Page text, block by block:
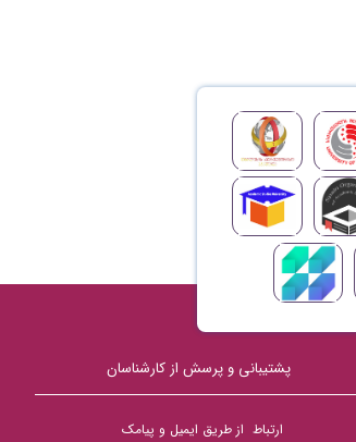
پشتیبانی و پرسش از کارشناسان
ارتباط از طریق ایمیل و پیامک